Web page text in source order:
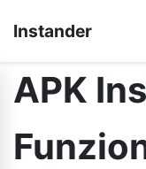
Instander
APK